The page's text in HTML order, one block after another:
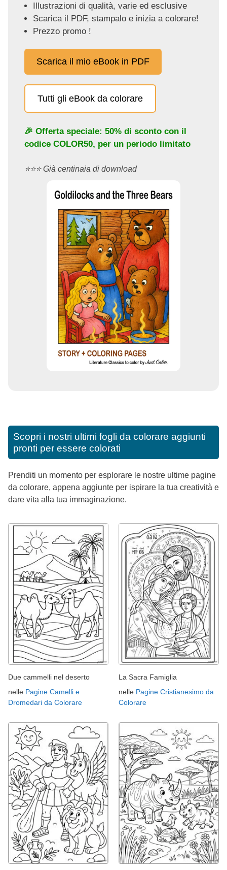
Illustrazioni di qualità, varie ed esclusive
Scarica il PDF, stampalo e inizia a colorare!
Prezzo promo !
Scarica il mio eBook in PDF
Tutti gli eBook da colorare
🎉 Offerta speciale: 50% di sconto con il
codice COLOR50, per un periodo limitato
⭐️⭐️⭐️ Già centinaia di download
Scopri i nostri ultimi fogli da colorare aggiunti
pronti per essere colorati
Prenditi un momento per esplorare le nostre ultime pagine
da colorare, appena aggiunte per ispirare la tua creatività e
dare vita alla tua immaginazione.
Due cammelli nel deserto
nelle Pagine Camelli e
Dromedari da Colorare
La Sacra Famiglia
nelle Pagine Cristianesimo da
Colorare